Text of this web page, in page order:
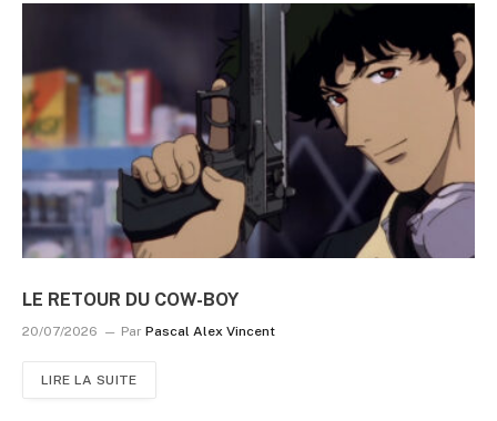
LE RETOUR DU COW-BOY
20/07/2026 Par Pascal Alex Vincent
LIRE LA SUITE